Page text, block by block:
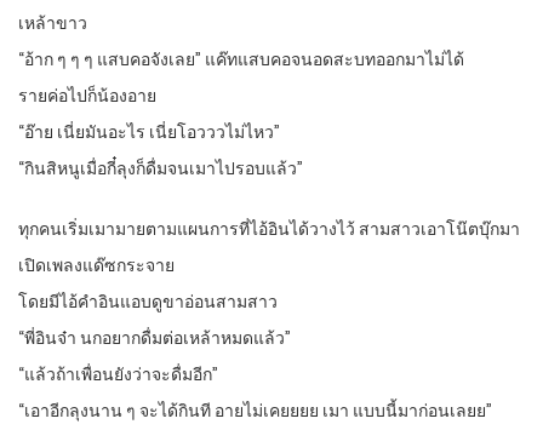
เหล้าขาว
“อ้าก ๆ ๆ ๆ แสบคอจังเลย” แค๊ทแสบคอจนอดสะบทออกมาไม่ได้
รายค่อไปก็น้องอาย
“อ๊าย เนี่ยมันอะไร เนี่ยโอวววไม่ไหว”
“กินสิหนูเมื่อกี๋ลุงก็ดื่มจนเมาไปรอบแล้ว”
ทุกคนเริ่มเมามายตามแผนการที่ไอ้อินได้วางไว้ สามสาวเอาโน๊ตบุ๊กมา
เปิดเพลงแด๊ซกระจาย
โดยมีไอ้คำอินแอบดูขาอ่อนสามสาว
“พี่อินจ๋า นกอยากดื่มต่อเหล้าหมดแล้ว”
“แล้วถ้าเพื่อนยังว่าจะดื่มอีก”
“เอาอีกลุงนาน ๆ จะได้กินที อายไม่เคยยยย เมา แบบนี้มาก่อนเลยย”